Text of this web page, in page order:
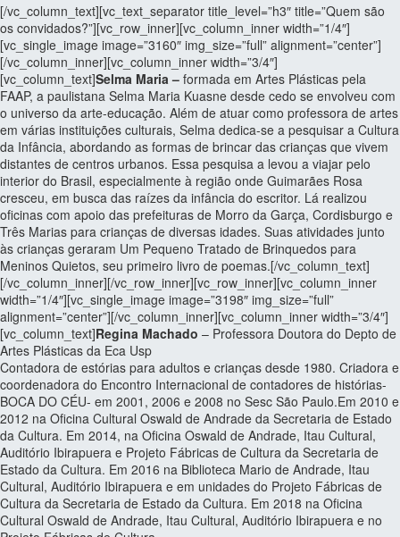
[/vc_column_text][vc_text_separator title_level=”h3″ title=”Quem são
os convidados?”][vc_row_inner][vc_column_inner width=”1/4″]
[vc_single_image image=”3160″ img_size=”full” alignment=”center”]
[/vc_column_inner][vc_column_inner width=”3/4″]
[vc_column_text]Selma Maria – formada em Artes Plásticas pela
FAAP, a paulistana Selma Maria Kuasne desde cedo se envolveu com
o universo da arte-educação. Além de atuar como professora de artes
em várias instituições culturais, Selma dedica-se a pesquisar a Cultura
da Infância, abordando as formas de brincar das crianças que vivem
distantes de centros urbanos. Essa pesquisa a levou a viajar pelo
interior do Brasil, especialmente à região onde Guimarães Rosa
cresceu, em busca das raízes da infância do escritor. Lá realizou
oficinas com apoio das prefeituras de Morro da Garça, Cordisburgo e
Três Marias para crianças de diversas idades. Suas atividades junto
às crianças geraram Um Pequeno Tratado de Brinquedos para
Meninos Quietos, seu primeiro livro de poemas.[/vc_column_text]
[/vc_column_inner][/vc_row_inner][vc_row_inner][vc_column_inner
width=”1/4″][vc_single_image image=”3198″ img_size=”full”
alignment=”center”][/vc_column_inner][vc_column_inner width=”3/4″]
[vc_column_text]Regina Machado – Professora Doutora do Depto de
Artes Plásticas da Eca Usp
Contadora de estórias para adultos e crianças desde 1980. Criadora e
coordenadora do Encontro Internacional de contadores de histórias-
BOCA DO CÉU- em 2001, 2006 e 2008 no Sesc São Paulo.Em 2010 e
2012 na Oficina Cultural Oswald de Andrade da Secretaria de Estado
da Cultura. Em 2014, na Oficina Oswald de Andrade, Itau Cultural,
Auditório Ibirapuera e Projeto Fábricas de Cultura da Secretaria de
Estado da Cultura. Em 2016 na Biblioteca Mario de Andrade, Itau
Cultural, Auditório Ibirapuera e em unidades do Projeto Fábricas de
Cultura da Secretaria de Estado da Cultura. Em 2018 na Oficina
Cultural Oswald de Andrade, Itau Cultural, Auditório Ibirapuera e no